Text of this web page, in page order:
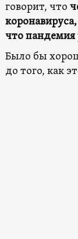
говорит, что
что пандемия
Было бы
до того, как